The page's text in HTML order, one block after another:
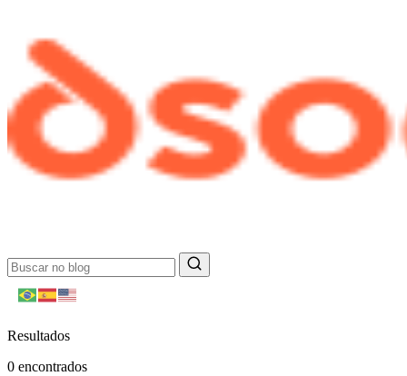
Resultados
0 encontrados